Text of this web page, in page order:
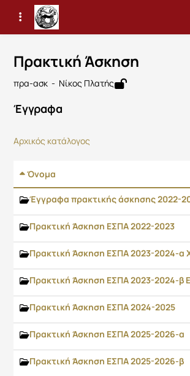
Αρχική Σελίδα
Μάθημα : Πρακτική
Κωδικός : 3141
Πρακτική Άσκηση
πρα-ασκ - Νίκος Πλατής
Έγγραφα
Αρχικός κατάλογος
Όνομα
Πρακτική Άσκηση ΕΣΠΑ 2022-2023
Πρακτική Άσκηση ΕΣΠΑ 2024-2025
Πρακτική Άσκηση ΕΣΠΑ 2025-2026-α
Πρακτική Άσκηση ΕΣΠΑ 2025-2026-β